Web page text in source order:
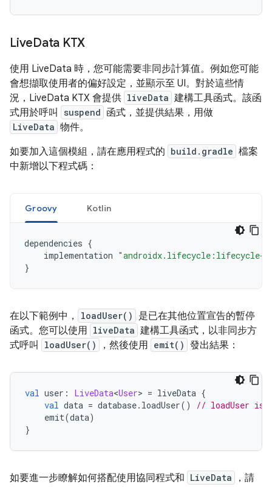
LiveData KTX
使用 LiveData 時，您可能需要非同步計算值。例如您可能
會想擷取使用者的偏好設定，並顯示至 UI。對於這些情
況，LiveData KTX 會提供 liveData 建構工具函式。該函
式用於呼叫
suspend 函式，並提供結果，用做
LiveData 物件。
如要加入這個模組，請在應用程式的 build.gradle 檔案
中新增以下程式碼：
Groovy Kotlin
dependencies {
implementation "androidx.lifecycle:lifecycle-
}
在以下範例中， loadUser()
是已在其他位置宣告的暫停
函式。您可以使用 liveData 建構工具函式，以非同步方
式呼叫
loadUser() ，然後使用 emit() 發出結果：
val user : LiveData<User> = liveData {
val data = database. loadUser()
// loadUser is
emit(data)
}
如要進一步瞭解如何搭配使用協同程式和 LiveData
，請